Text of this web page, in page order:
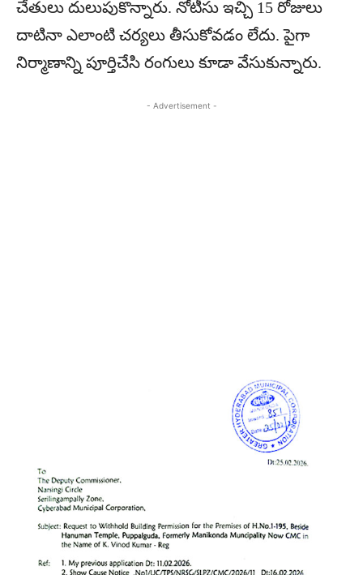
చేతులు దులుపుకొన్నారు. నోటీసు ఇచ్చి 15 రోజులు
దాటినా ఎలాంటి చర్యలు తీసుకోవడం లేదు. పైగా
నిర్మాణాన్ని పూర్తిచేసి రంగులు కూడా వేసుకున్నారు.
- Advertisement -